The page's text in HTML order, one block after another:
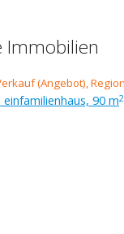
Immobilien
90 m2